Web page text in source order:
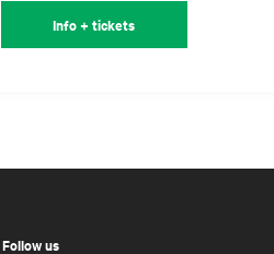
Info + tickets
Follow us